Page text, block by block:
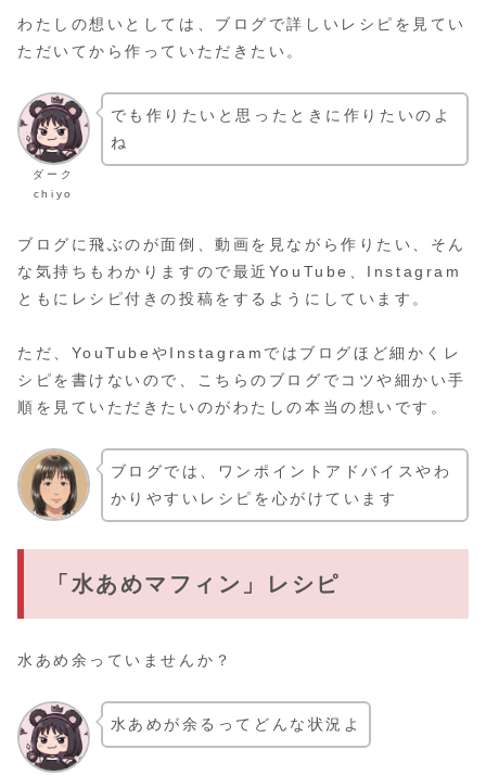
わたしの想いとしては、ブログで詳しいレシピを見てい
ただいてから作っていただきたい。
ダーク
chiyo
でも作りたいと思ったときに作りたいのよ
ね
ブログに飛ぶのが面倒、動画を見ながら作りたい、そん
な気持ちもわかりますので最近YouTube、Instagram
ともにレシピ付きの投稿をするようにしています。
ただ、YouTubeやInstagramではブログほど細かくレ
シピを書けないので、こちらのブログでコツや細かい手
順を見ていただきたいのがわたしの本当の想いです。
ブログでは、ワンポイントアドバイスやわ
かりやすいレシピを心がけています
「水あめマフィン」レシピ
水あめ余っていませんか？
水あめが余るってどんな状況よ